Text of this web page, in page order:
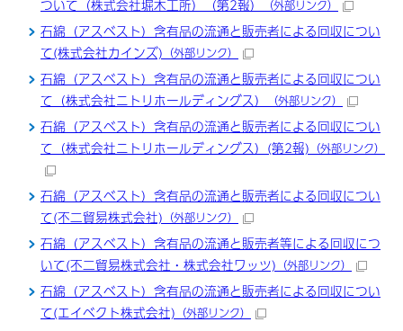
ついて（株式会社堀木工所）（第2報）
（外部リンク）
石綿（アスベスト）含有品の流通と販売者による回収につい
て(株式会社カインズ) （外部リンク）
石綿（アスベスト）含有品の流通と販売者による回収につい
て（株式会社ニトリホールディングス）
（外部リンク）
石綿（アスベスト）含有品の流通と販売者による回収につい
て（株式会社ニトリホールディングス）(第2報) （外部リンク）
石綿（アスベスト）含有品の流通と販売者による回収につい
て(不二貿易株式会社) （外部リンク）
石綿（アスベスト）含有品の流通と販売者等による回収につ
いて(不二貿易株式会社・株式会社ワッツ) （外部リンク）
石綿（アスベスト）含有品の流通と販売者による回収につい
て(エイベクト株式会社) （外部リンク）